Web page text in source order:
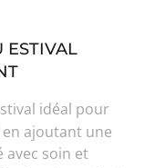
ESTIVAL
idéal pour
ajoutant une
avec soin et